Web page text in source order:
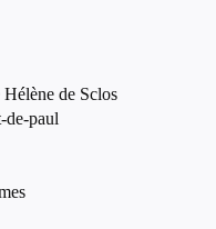
de Sclos
de-paul